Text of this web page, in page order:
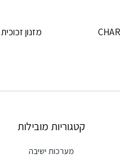
קטגוריות מובילות
מערכות ישיבה